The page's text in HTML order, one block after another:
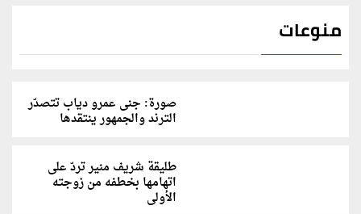
منوعات
صورة: جنى عمرو دياب تتصدّر
الترند والجمهور ينتقدها
طليقة شريف منير تردّ على
اتهامها بخطفه من زوجته
الأولى